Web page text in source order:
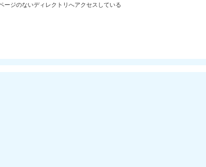
ージのないディレクトリへアクセスしている